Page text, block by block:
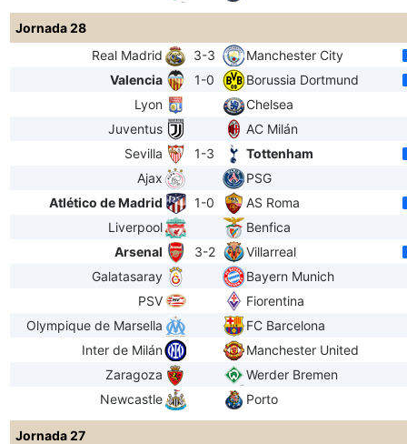
Jornada 28
Real Madrid
3-3
Manchester City
Valencia
1-0
Borussia Dortmund
Lyon
Chelsea
Juventus
AC Milán
Sevilla
1-3
Tottenham
Ajax
PSG
Atlético de Madrid
1-0
AS Roma
Liverpool
Benfica
Arsenal
3-2
Villarreal
Galatasaray
Bayern Munich
PSV
Fiorentina
Olympique de Marsella
FC Barcelona
Inter de Milán
Manchester United
Zaragoza
Werder Bremen
Newcastle
Porto
Jornada 27